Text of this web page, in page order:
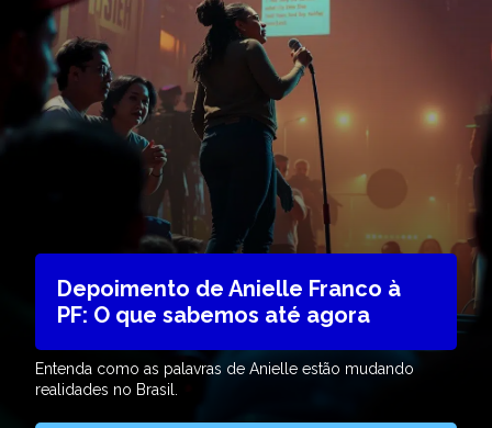
Depoimento de Anielle Franco à
PF: O que sabemos até agora
Entenda como as palavras de Anielle estão mudando
realidades no Brasil.